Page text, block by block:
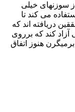
خیلی
می کند تا
دریافته اند که
کند که برروی
هنوز اتفاق